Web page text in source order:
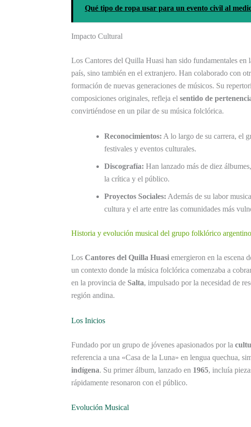
Qué tipo de ropa usar para un evento civil al
Impacto Cultural
Los Cantores del Quilla Huasi han sido fundamentales
país, sino también en el extranjero. Han colaborado con
formación de nuevas generaciones de músicos. Su
composiciones originales, refleja el sentido de
convirtiéndose en un pilar de su música folclórica.
Reconocimientos: A lo largo de su carrera, el
festivales y eventos culturales.
Discografía: Han lanzado más de diez
la crítica y el público.
Proyectos Sociales: Además de su labor
cultura y el arte entre las comunidades más
Historia y evolución musical del grupo folklórico argentino
Los Cantores del Quilla Huasi emergieron en la escena
un contexto donde la música folclórica comenzaba a
en la provincia de Salta, impulsado por la necesidad de
región andina.
Los Inicios
Fundado por un grupo de jóvenes apasionados por la
referencia a una «Casa de la Luna» en lengua quechua,
indígena. Su primer álbum, lanzado en 1965, incluía
rápidamente resonaron con el público.
Evolución Musical